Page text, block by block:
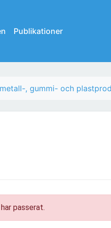
Publikationer
, gummi- och
passerat.